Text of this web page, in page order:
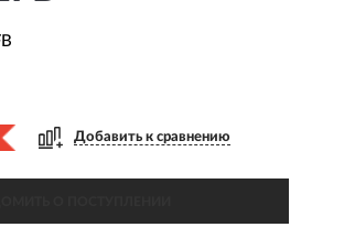
Добавить к сравнению